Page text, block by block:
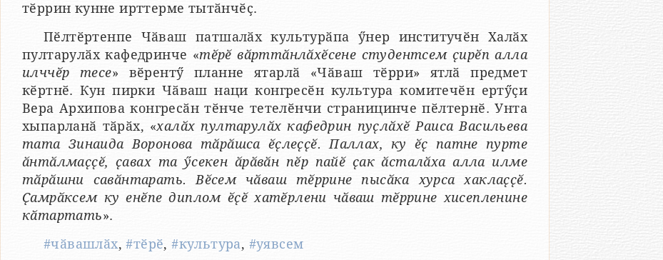
тӗррин кунне ирттерме тытӑнчӗҫ.
Пӗлтӗртенпе Чӑваш патшалӑх культурӑпа ӳнер институчӗн Халӑх
пултарулӑх кафедринче «тӗрӗ вӑрттӑнлӑхӗсене студентсем ҫирӗп алла
илччӗр тесе» вӗрентӳ планне ятарлӑ «Чӑваш тӗрри» ятлӑ предмет
кӗртнӗ. Кун пирки Чӑваш наци конгресӗн культура комитечӗн ертӳҫи
Вера Архипова конгресӑн тӗнче тетелӗнчи страницинче пӗлтернӗ. Унта
хыпарланӑ тӑрӑх, «халӑх пултарулӑх кафедрин пуҫлӑхӗ Раиса Васильева
тата Зинаида Воронова тӑрӑшса ӗҫлеҫҫӗ. Паллах, ку ӗҫ патне пурте
ӑнтӑлмаҫҫӗ, ҫавах та ӳсекен ӑрӑвӑн пӗр пайӗ ҫак ӑсталӑха алла илме
тӑрӑшни савӑнтарать. Вӗсем чӑваш тӗррине пысӑка хурса хаклаҫҫӗ.
Ҫамрӑксем ку енӗпе диплом ӗҫӗ хатӗрлени чӑваш тӗррине хисепленине
кӑтартать».
#чӑвашлӑх,#тӗрӗ,#культура, #уявсем